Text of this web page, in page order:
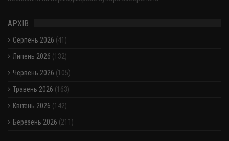
АРХІВ
Серпень 2026 (41)
Липень 2026 (132)
Червень 2026 (105)
Травень 2026 (163)
Квітень 2026 (142)
Березень 2026 (211)